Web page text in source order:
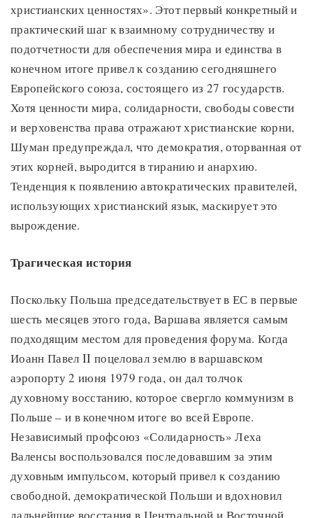
христианских ценностях». Этот первый конкретный и
практический шаг к взаимному сотрудничеству и
подотчетности для обеспечения мира и единства в
конечном итоге привел к созданию сегодняшнего
Европейского союза, состоящего из 27 государств.
Хотя ценности мира, солидарности, свободы совести
и верховенства права отражают христианские корни,
Шуман предупреждал, что демократия, оторванная от
этих корней, выродится в тиранию и анархию.
Тенденция к появлению автократических правителей,
использующих христианский язык, маскирует это
вырождение.
Трагическая история
Поскольку Польша председательствует в ЕС в первые
шесть месяцев этого года, Варшава является самым
подходящим местом для проведения форума. Когда
Иоанн Павел II поцеловал землю в варшавском
аэропорту 2 июня 1979 года, он дал толчок
духовному восстанию, которое свергло коммунизм в
Польше – и в конечном итоге во всей Европе.
Независимый профсоюз «Солидарность» Леха
Валенсы воспользовался последовавшим за этим
духовным импульсом, который привел к созданию
свободной, демократической Польши и вдохновил
дальнейшие восстания в Центральной и Восточной